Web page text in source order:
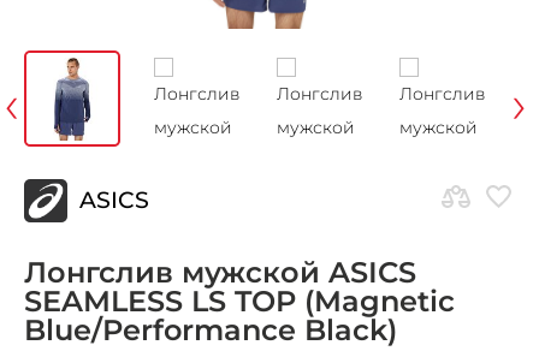
‹ ›
ASICS
Лонгслив мужской ASICS
SEAMLESS LS TOP (Magnetic
Blue/Performance Black)